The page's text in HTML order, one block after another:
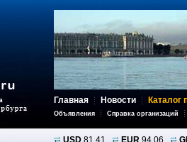
Главная Новости Каталог
Объявления Справка организаций
USD 81,41 EUR 94,06